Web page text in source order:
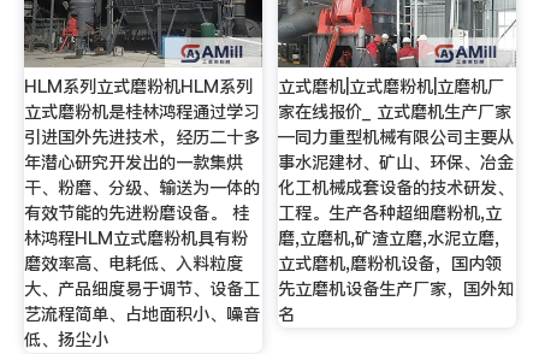
HLM系列立式磨粉机HLM系列
立式磨粉机是桂林鸿程通过学习
引进国外先进技术，经历二十多
年潜心研究开发出的一款集烘
干、粉磨、分级、输送为一体的
有效节能的先进粉磨设备。 桂
林鸿程HLM立式磨粉机具有粉
磨效率高、电耗低、入料粒度
大、产品细度易于调节、设备工
艺流程简单、占地面积小、噪音
低、扬尘小
立式磨机|立式磨粉机|立磨机厂
家在线报价_ 立式磨机生产厂家
—同力重型机械有限公司主要从
事水泥建材、矿山、环保、冶金
化工机械成套设备的技术研发、
工程。生产各种超细磨粉机,立
磨,立磨机,矿渣立磨,水泥立磨,
立式磨机,磨粉机设备，国内领
先立磨机设备生产厂家，国外知
名